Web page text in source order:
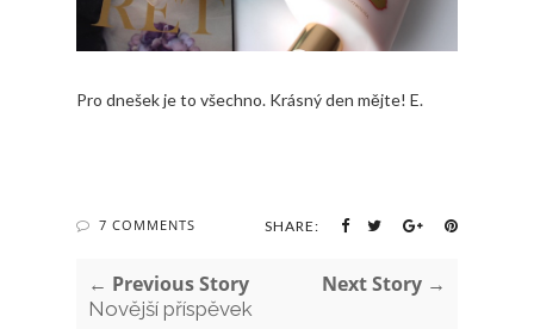
Pro dnešek je to všechno. Krásný den mějte! E.
7 COMMENTS SHARE:
← Previous Story
Novější příspěvek
Next Story →